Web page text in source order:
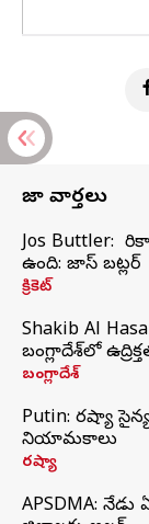
తాజా వార్తలు
Jos Buttler: నా
ఉంది: జాస్ బట్లర్
క్రికెట్
Shakib Al
బంగ్లాదేశ్‌లో
బంగ్లాదేశ్
Putin: రష్యా
నియామకాలు
రష్యా
APSDMA: